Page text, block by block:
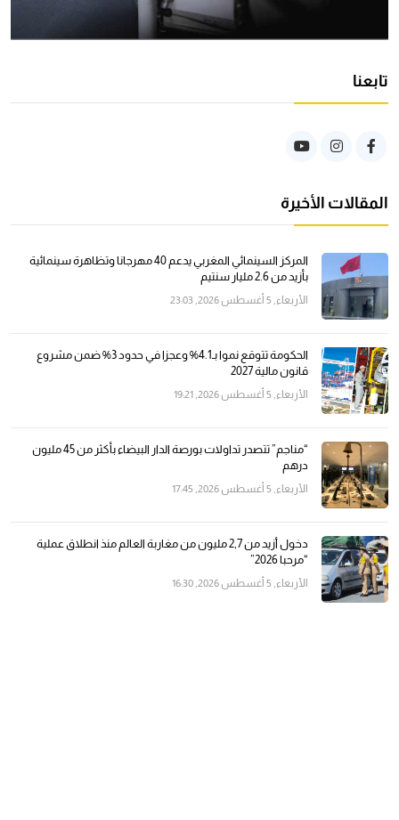
تابعنا
المقالات الأخيرة
المركز السينمائي المغربي يدعم 40 مهرجانا وتظاهرة سينمائية
بأزيد من 2.6 مليار سنتيم
الأربعاء, 5 أغسطس 2026, 23:03
الحكومة تتوقع نموا بـ4.1% وعجزا في حدود 3% ضمن مشروع
قانون مالية 2027
الأربعاء, 5 أغسطس 2026, 19:21
“مناجم” تتصدر تداولات بورصة الدار البيضاء بأكثر من 45 مليون
درهم
الأربعاء, 5 أغسطس 2026, 17:45
دخول أزيد من 2,7 مليون من مغاربة العالم منذ انطلاق عملية
“مرحبا 2026”
الأربعاء, 5 أغسطس 2026, 16:30